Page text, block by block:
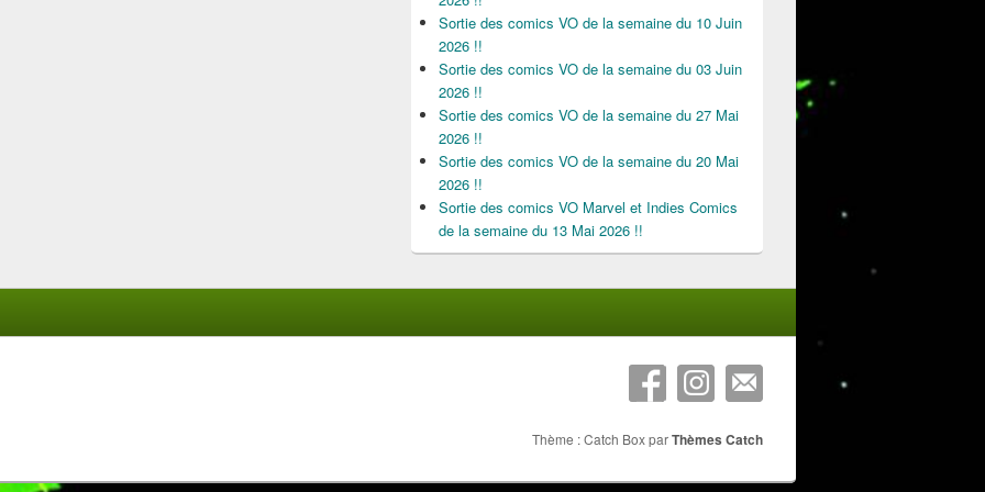
Sortie des comics VO de la semaine du 10 Juin
2026 !!
Sortie des comics VO de la semaine du 03 Juin
2026 !!
Sortie des comics VO de la semaine du 27 Mai
2026 !!
Sortie des comics VO de la semaine du 20 Mai
2026 !!
Sortie des comics VO Marvel et Indies Comics
de la semaine du 13 Mai 2026 !!
Thème : Catch Box parThèmes Catch